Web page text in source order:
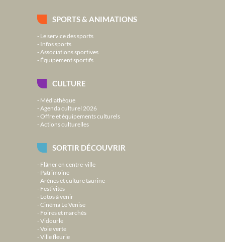
SPORTS & ANIMATIONS
Le service des sports
Infos sports
Associations sportives
Équipement sportifs
CULTURE
Médiathèque
Agenda culturel 2026
Offre et équipements culturels
Actions culturelles
SORTIR DÉCOUVRIR
Flâner en centre-ville
Patrimoine
Arènes et culture taurine
Festivités
Lotos à venir
Cinéma Le Venise
Foires et marchés
Vidourle
Voie verte
Ville fleurie